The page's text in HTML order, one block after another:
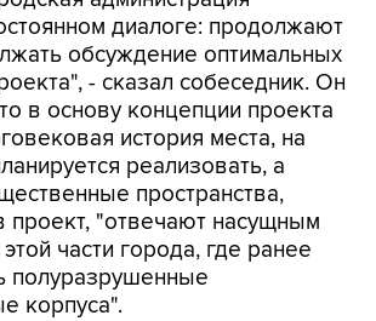
диалоге: продолжают
обсуждение оптимальных
- сказал собеседник. Он
в основу концепции проекта
история места, на
реализовать, а
пространства,
"отвечают насущным
части города, где ранее
полуразрушенные
корпуса".